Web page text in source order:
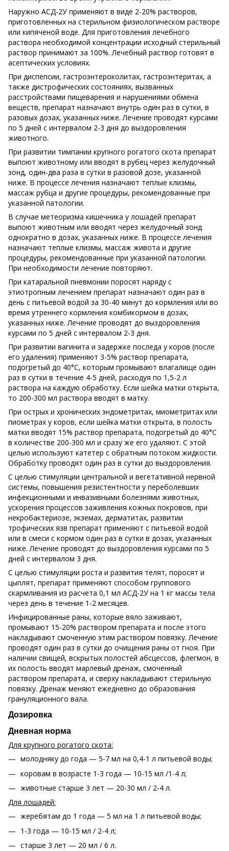
Наружно АСД-2У применяют в виде 2-20% растворов,
приготовленных на стерильном физиологическом растворе
или кипяченой воде. Для приготовления лечебного
раствора необходимой концентрации исходный стерильный
раствор принимают за 100%. Лечебный раствор готовят в
асептических условиях.
При диспепсии, гастроэнтероколитах, гастроэнтеритах, а
также дистрофических состояниях, вызванных
расстройствами пищеварения и нарушениями обмена
веществ, препарат назначают внутрь один раз в сутки, в
разовых дозах, указанных ниже. Лечение проводят курсами
по 5 дней с интервалом 2-3 дня до выздоровления
животного.
При развитии тимпании крупного рогатого скота препарат
выпоют животному или вводят в рубец через желудочный
зонд, один-два раза в сутки в разовой дозе, указанной
ниже. В процессе лечения назначают теплые клизмы,
массаж рубца и другие процедуры, рекомендованные при
указанной патологии.
В случае метеоризма кишечника у лошадей препарат
выпоют животным или вводят через желудочный зонд
однократно в дозах, указанных ниже. В процессе лечения
назначают теплые клизмы, массаж живота и другие
процедуры, рекомендованные при указанной патологии.
При необходимости лечение повторяют.
При катаральной пневмонии поросят наряду с
этиотропным лечением препарат назначают один раз в
день с питьевой водой за 30-40 минут до кормления или во
время утреннего кормления комбикормом в дозах,
указанных ниже. Лечение проводят до выздоровления
курсами по 5 дней с интервалом 2-3 дня.
При развитии вагинита и задержке последа у коров (после
его удаления) применяют 3-5% раствор препарата,
подогретый до 40°С, которым промывают влагалище один
раз в сутки в течение 4-5 дней, расходуя по 1,5-2 л
раствора на каждую обработку. Если шейка матки открыта,
то 200-300 мл раствора вводят в матку.
При острых и хронических эндометритах, миометритах или
пиометрах у коров, если шейка матки открыта, в полость
матки вводят 15% раствор препарата, подогретый до 40°С
в количестве 200-300 мл и сразу же его удаляют. С этой
целью используют катетер с обратным потоком жидкости.
Обработку проводят один раз в сутки до выздоровления.
С целью стимуляции центральной и вегетативной нервной
системы, повышения резистентности у переболевших
инфекционными и инвазивными болезнями животных,
ускорения процессов заживления кожных покровов, при
некробактериозе, экземах, дерматитах, развитии
трофических язв препарат применяют с питьевой водой
или в смеси с кормом один раз в сутки в дозах, указанных
ниже. Лечение проводят до выздоровления курсами по 5
дней с интервалом 3 дня.
С целью стимуляции роста и развития телят, поросят и
цыплят, препарат применяют способом группового
скармливания из расчета 0,1 мл АСД-2У на 1 кг массы тела
через день в течение 1-2 месяцев.
Инфицированные раны, которые вяло заживают,
промывают 15-20% раствором препарата и после этого
накладывают смоченную этим раствором повязку. Лечение
проводят один раз в сутки до очищения раны от гноя. При
наличии свищей, вскрытых полостей абсцессов, флегмон, в
их полость вводят марлевый дренаж, смоченный
раствором препарата, и сверху накладывают стерильную
повязку. Дренаж меняют ежедневно до образования
грануляционного вала.
Дозировка
Дневная норма
Для крупного рогатого скота:
молодняку до года — 5-7 мл на 0,4-1 л питьевой воды;
коровам в возрасте 1-3 года — 10-15 мл /1-4 л;
животные старше 3 лет — 20-30 мл / 2-4 л.
Для лошадей:
жеребятам до 1 года — 5 мл на 1 л питьевой воды;
1-3 года — 10-15 мл / 2-4 л;
старше 3 лет — 20 мл / 6 л.